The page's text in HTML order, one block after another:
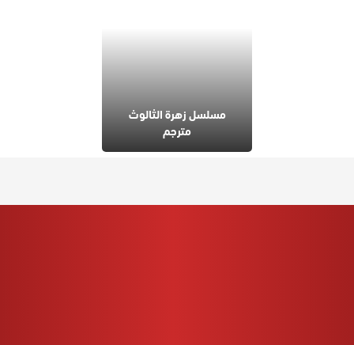
مسلسل زهرة الثالوث
مترجم